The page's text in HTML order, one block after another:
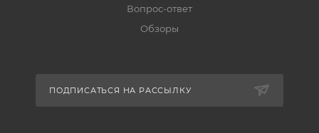
Вопрос-ответ
Обзоры
ПОДПИСАТЬСЯ НА РАССЫЛКУ